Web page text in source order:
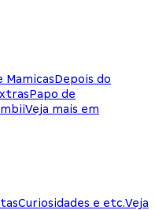
MamicasDepois do
Papo de
Veja mais em
Curiosidades e etc.Veja